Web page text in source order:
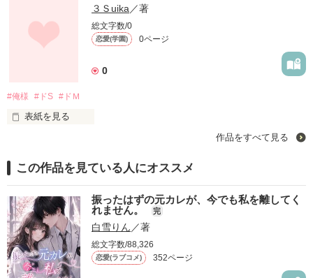
３Ｓuika ／著
総文字数/0
恋愛(学園) 0ページ
0
#俺様 #ドS #ドＭ
表紙を見る
……す、好き♡ なぁ。好きぐらい俺に言わせろよ…///
作品を読む
作品をすべて見る
この作品を見ている人にオススメ
振ったはずの元カレが、今でも私を離してく
れません。
完
白雪りん／著
総文字数/88,326
恋愛(ラブコメ) 352ページ